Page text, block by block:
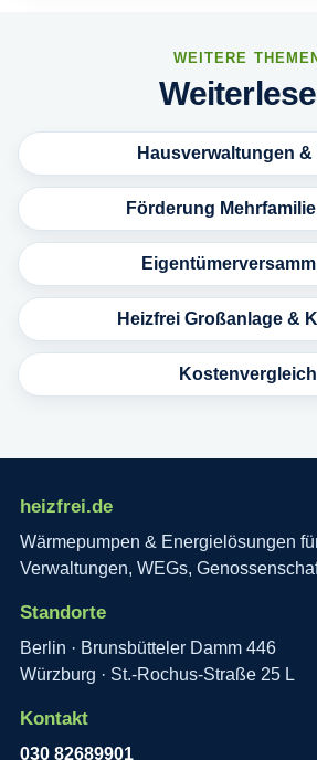
WEITERE THEMEN
Hausverwaltungen &
Förderung
Heizfrei Großanlage &
Kostenvergleich
heizfrei.de
Wärmepumpen & Energielösungen
Verwaltungen, WEGs,
Standorte
Berlin · Brunsbütteler Damm 446
Würzburg · St.-Rochus-Straße 25 L
Kontakt
030 82689901